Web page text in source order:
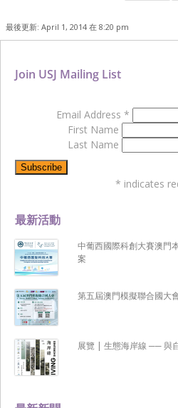
最後更新: April 1, 2014 在 8:20 pm
最新活動
中葡西國際科創大賽澳門
案
第五屆澳門模擬聯合國大
展覽 | 生態海岸線 ── 與
Join USJ Mailing List
Email Address *
First Name
Last Name
* indicates